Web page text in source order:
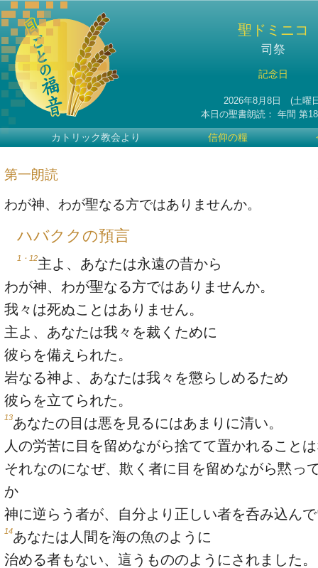
聖ドミニコ
司祭
記念日
2026年8月8日 (土曜
本日の聖書朗読： 年間 第
カトリック教会より 信仰の糧
第一朗読
わが神、わが聖なる方ではありませんか。
ハバククの預言
1・12主よ、あなたは永遠の昔から
わが神、わが聖なる方ではありませんか。
我々は死ぬことはありません。
主よ、あなたは我々を裁くために
彼らを備えられた。
岩なる神よ、あなたは我々を懲らしめるため
彼らを立てられた。
13あなたの目は悪を見るにはあまりに清い。
人の労苦に目を留めながら捨てて置かれること
それなのになぜ、欺く者に目を留めながら黙っ
か
神に逆らう者が、自分より正しい者を呑み込ん
14あなたは人間を海の魚のように
治める者もない、這うもののようにされました。